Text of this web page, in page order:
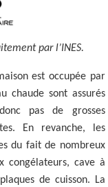
par l’INES.
est occupée par
chaude sont assurés
pas de grosses
En revanche, les
du fait de nombreux
congélateurs, cave à
de cuisson. La